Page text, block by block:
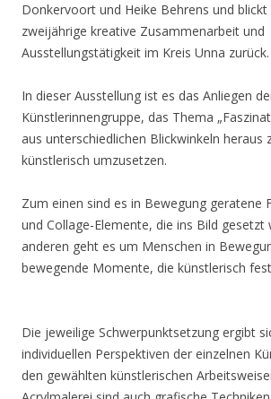
Donkervoort und Heike Behrens und blickt
zweijährige kreative Zusammenarbeit und
Ausstellungstätigkeit im Kreis Unna zurück.
In dieser Ausstellung ist es das Anliegen
Künstlerinnengruppe, das Thema
aus unterschiedlichen Blickwinkeln heraus
künstlerisch umzusetzen.
Zum einen sind es in Bewegung geratene
und Collage-Elemente, die ins Bild gesetzt
anderen geht es um Menschen in
bewegende Momente, die künstlerisch
Die jeweilige Schwerpunktsetzung ergibt
individuellen Perspektiven der einzelnen
den gewählten künstlerischen